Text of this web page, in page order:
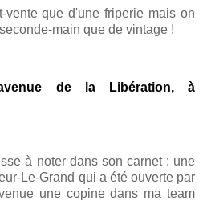
vente que d'une friperie mais on
main que de vintage !
de la Libération, à
à noter dans son carnet : une
Le-Grand qui a été ouverte par
une copine dans ma team